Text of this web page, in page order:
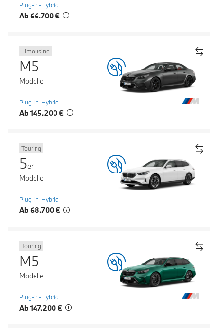
Plug-in-Hybrid
Ab 66.700 €
Limousine
M5
Modelle
Plug-in-Hybrid
Ab 145.200 €
Touring
5er
Modelle
Plug-in-Hybrid
Ab 68.700 €
Touring
M5
Modelle
Plug-in-Hybrid
Ab 147.200 €